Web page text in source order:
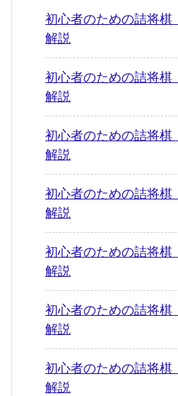
初心者のための詰将
解説
初心者のための詰将
解説
初心者のための詰将
解説
初心者のための詰将
解説
初心者のための詰将
解説
初心者のための詰将
解説
初心者のための詰将
解説